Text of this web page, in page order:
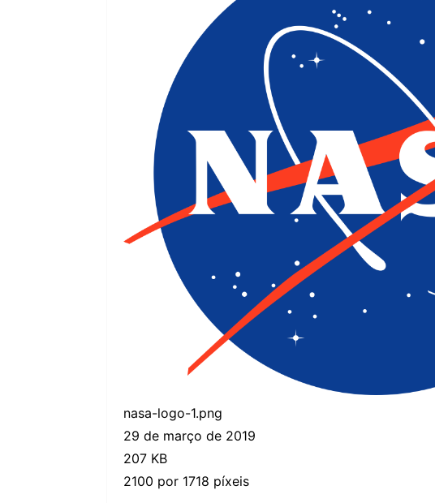
nasa-logo-1.png
29 de março de 2019
207 KB
2100 por 1718 píxeis